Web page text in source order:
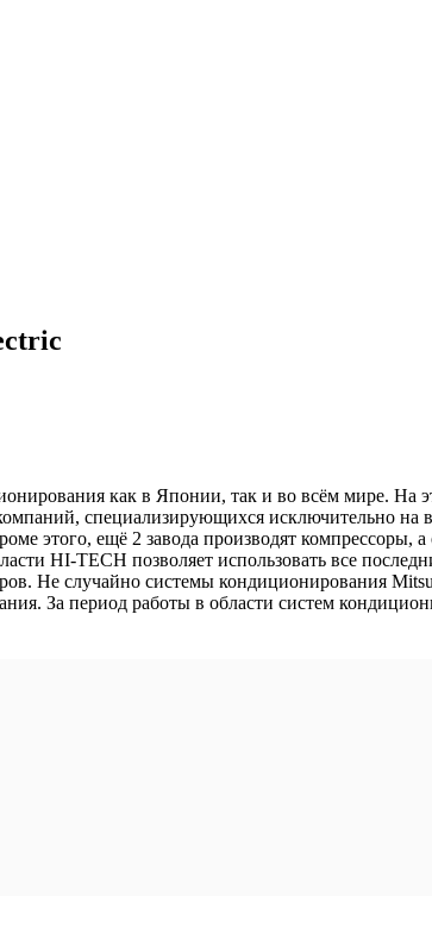
как в Японии, так и во всём мире. На
специализирующихся исключительно
этого, ещё 2 завода производят компрессоры,
HI-TECH позволяет использовать все
Не случайно системы кондиционирования
За период работы в области систем